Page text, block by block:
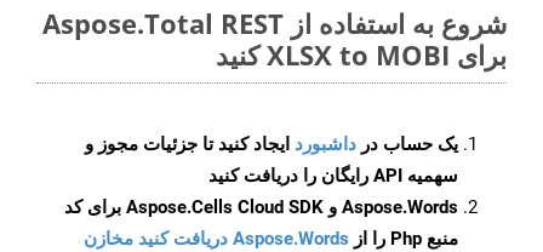
شروع به استفاده از Aspose.Total REST
برای XLSX to MOBI کنید
یک حساب در داشبورد ایجاد کنید تا جزئیات مجوز و
سهمیه API رایگان را دریافت کنید
Aspose.Words و Aspose.Cells Cloud SDK برای کد
منبع Php را از
Aspose.Words دریافت کنید مخازن